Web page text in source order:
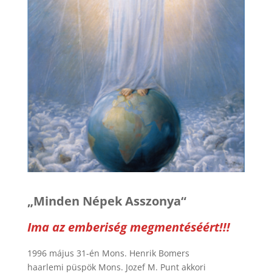
„Minden Népek Asszonya“
Ima az emberiség megmentéséért!!!
1996 május 31-én Mons. Henrik Bomers
haarlemi püspök Mons. Jozef M. Punt akkori